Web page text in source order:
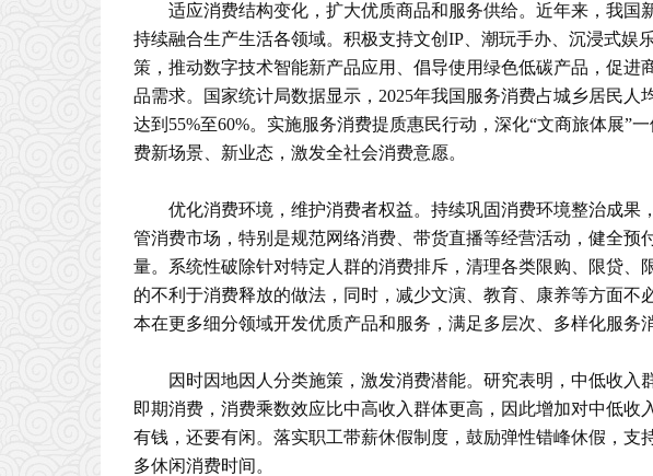
适应消费结构变化，扩大优质商品和服务供给。近年来，我国
持续融合生产生活各领域。积极支持文创IP、潮玩手办、沉浸式娱
策，推动数字技术智能新产品应用、倡导使用绿色低碳产品，促进
品需求。国家统计局数据显示，2025年我国服务消费占城乡居民人
达到55%至60%。实施服务消费提质惠民行动，深化“文商旅体展”
费新场景、新业态，激发全社会消费意愿。
优化消费环境，维护消费者权益。持续巩固消费环境整治成果
管消费市场，特别是规范网络消费、带货直播等经营活动，健全预
量。系统性破除针对特定人群的消费排斥，清理各类限购、限贷、
的不利于消费释放的做法，同时，减少文演、教育、康养等方面不
本在更多细分领域开发优质产品和服务，满足多层次、多样化服务
因时因地因人分类施策，激发消费潜能。研究表明，中低收入
即期消费，消费乘数效应比中高收入群体更高，因此增加对中低收
有钱，还要有闲。落实职工带薪休假制度，鼓励弹性错峰休假，支
多休闲消费时间。